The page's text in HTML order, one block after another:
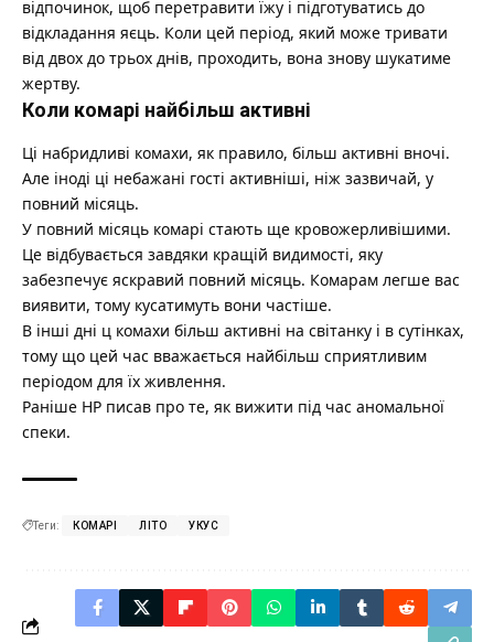
відпочинок, щоб перетравити їжу і підготуватись до
відкладання яєць. Коли цей період, який може тривати
від двох до трьох днів, проходить, вона знову шукатиме
жертву.
Коли комарі найбільш активні
Ці набридливі комахи, як правило, більш активні вночі.
Але іноді ці небажані гості активніші, ніж зазвичай, у
повний місяць.
У повний місяць комарі стають ще кровожерливішими.
Це відбувається завдяки кращій видимості, яку
забезпечує яскравий повний місяць. Комарам легше вас
виявити, тому кусатимуть вони частіше.
В інші дні ц комахи більш активні на світанку і в сутінках,
тому що цей час вважається найбільш сприятливим
періодом для їх живлення.
Раніше НР писав про те, як вижити під час аномальної
спеки.
Теги: КОМАРІ ЛІТО УКУС